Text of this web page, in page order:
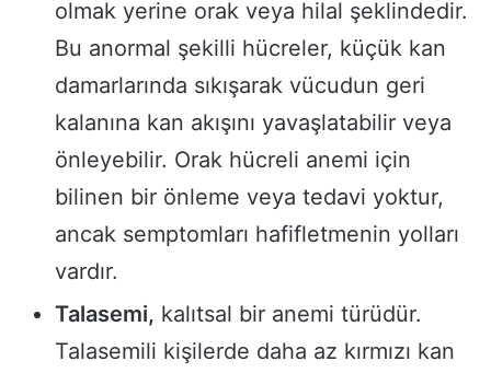
olmak yerine orak veya hilal şeklindedir.
Bu anormal şekilli hücreler, küçük kan
damarlarında sıkışarak vücudun geri
kalanına kan akışını yavaşlatabilir veya
önleyebilir. Orak hücreli anemi için
bilinen bir önleme veya tedavi yoktur,
ancak semptomları hafifletmenin yolları
vardır.
Talasemi, kalıtsal bir anemi türüdür.
Talasemili kişilerde daha az kırmızı kan